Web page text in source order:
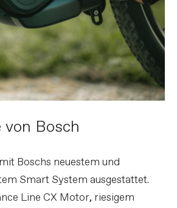
von Bosch
Boschs neuestem und
Smart System ausgestattet.
Line CX Motor, riesigem